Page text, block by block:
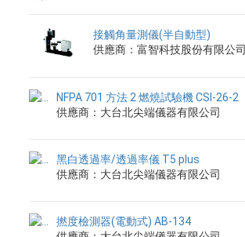
接觸角量測儀(半自動型)
供應商：富智科技股份有限公司
NFPA 701 方法 2 燃燒試驗機 CSI-26-2
供應商：大台北尖端儀器有限公司
黑白透過率/透過率儀 T5 plus
供應商：大台北尖端儀器有限公司
撚度檢測器(電動式) AB-134